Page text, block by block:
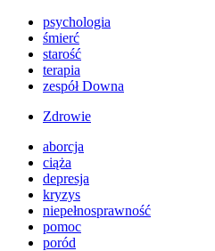
psychologia
śmierć
starość
terapia
zespół Downa
Zdrowie
aborcja
ciąża
depresja
kryzys
niepełnosprawność
pomoc
poród